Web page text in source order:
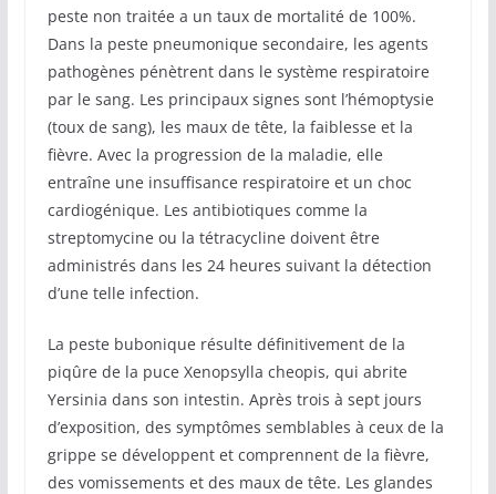
peste non traitée a un taux de mortalité de 100%.
Dans la peste pneumonique secondaire, les agents
pathogènes pénètrent dans le système respiratoire
par le sang. Les principaux signes sont l’hémoptysie
(toux de sang), les maux de tête, la faiblesse et la
fièvre. Avec la progression de la maladie, elle
entraîne une insuffisance respiratoire et un choc
cardiogénique. Les antibiotiques comme la
streptomycine ou la tétracycline doivent être
administrés dans les 24 heures suivant la détection
d’une telle infection.
La peste bubonique résulte définitivement de la
piqûre de la puce Xenopsylla cheopis, qui abrite
Yersinia dans son intestin. Après trois à sept jours
d’exposition, des symptômes semblables à ceux de la
grippe se développent et comprennent de la fièvre,
des vomissements et des maux de tête. Les glandes